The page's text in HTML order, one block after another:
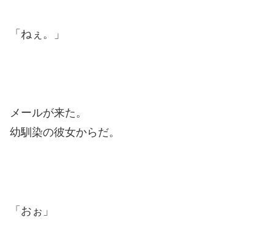
「ねぇ。」
メールが来た。
幼馴染の彼女からだ。
「おぉ」